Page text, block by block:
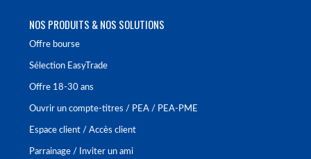
NOS PRODUITS & NOS SOLUTIONS
Offre bourse
Sélection EasyTrade
Offre 18-30 ans
Ouvrir un compte-titres / PEA / PEA-PME
Espace client / Accès client
Parrainage / Inviter un ami